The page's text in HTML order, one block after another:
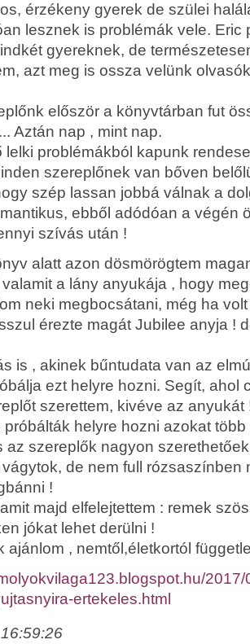
érzékeny gyerek de szülei
lesznek is problémák vele. Eric
gyereknek, de
azt meg is ossza velünk
először a könyvtárban fut
Aztán nap , mint nap.
lelki problémákból kapunk
szereplőnek van bőven
szép lassan jobbá válnak a
ebből adódóan a végén
szívás után !
alatt azon dösmörögtem
a lány anyukája , hogy
neki megbocsátani, még ha
érezte magát Jubilee anyja !
is , akinek bűntudata van az
ezt helyre hozni. Segít, ahol
szerettem, kivéve az anyukát
próbálták helyre hozni azokat
az szereplők nagyon
de nem full rózsaszínben
!
majd elfelejtettem : remek
jókat lehet derülni !
ajánlom , nemtől,életkortól
2017/
ertekeles.html